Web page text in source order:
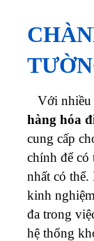
Với nhiều
hàng hóa
cung cấp
chính để có
nhất có thể.
kinh
đa trong
hệ thống